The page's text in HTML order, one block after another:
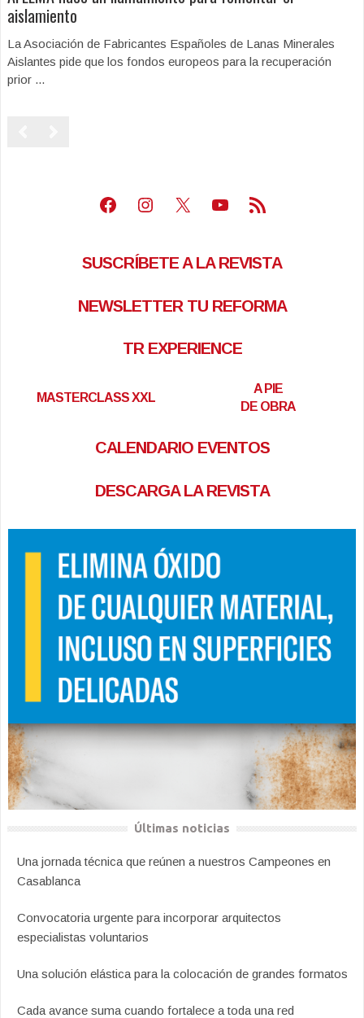
aislamiento
La Asociación de Fabricantes Españoles de Lanas Minerales
Aislantes pide que los fondos europeos para la recuperación
prior ...
Facebook
Instagram
X Youtube
Feed RSS
SUSCRÍBETE A LA REVISTA
NEWSLETTER TU REFORMA
TR EXPERIENCE
MASTERCLASS XXL
A PIE
DE OBRA
CALENDARIO EVENTOS
DESCARGA LA REVISTA
Últimas noticias
Una jornada técnica que reúnen a nuestros Campeones en
Casablanca
Convocatoria urgente para incorporar arquitectos
especialistas voluntarios
Una solución elástica para la colocación de grandes formatos
Cada avance suma cuando fortalece a toda una red